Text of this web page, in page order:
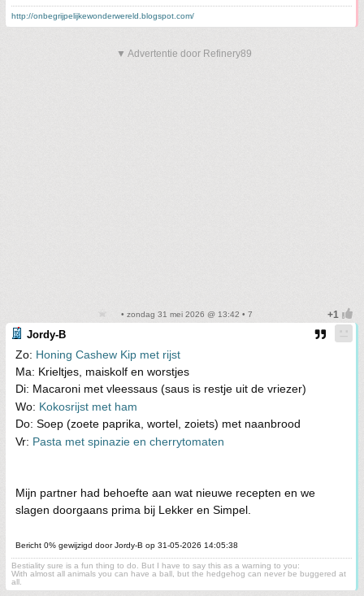
http://onbegrijpelijkewonderwereld.blogspot.com/
▼ Advertentie door Refinery89
• zondag 31 mei 2026 @ 13:42 • 7
Jordy-B
Zo: Honing Cashew Kip met rijst
Ma: Krieltjes, maiskolf en worstjes
Di: Macaroni met vleessaus (saus is restje uit de vriezer)
Wo: Kokosrijst met ham
Do: Soep (zoete paprika, wortel, zoiets) met naanbrood
Vr: Pasta met spinazie en cherrytomaten
Mijn partner had behoefte aan wat nieuwe recepten en we
slagen doorgaans prima bij Lekker en Simpel.
Bericht 0% gewijzigd door Jordy-B op 31-05-2026 14:05:38
Bestiality sure is a fun thing to do. But I have to say this as a warning to you:
With almost all animals you can have a ball, but the hedgehog can never be buggered at
all.